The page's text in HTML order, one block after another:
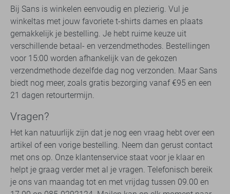
Bij Sans is winkelen eenvoudig en plezierig. Vul je
winkeltas met jouw favoriete t-shirts dames en plaats
gemakkelijk je bestelling. Je hebt ruime keuze uit
verschillende betaal- en verzendmethodes. Bestellingen
voor 15:00 worden afhankelijk van de gekozen
verzendmethode dezelfde dag nog verzonden. Maar Sans
biedt nog meer, zoals gratis bezorging vanaf €95 en een
21 dagen retourtermijn.
Vragen?
Het kan natuurlijk zijn dat je nog een vraag hebt over een
artikel of een vorige bestelling. Neem dan gerust contact
met ons op. Onze klantenservice staat voor je klaar en
helpt je graag verder met al je vragen. Telefonisch bereik
je ons van maandag tot en met vrijdag tussen 09.00 en